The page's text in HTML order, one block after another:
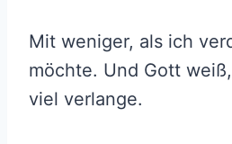
Mit weniger, als ich
möchte. Und Gott
viel verlange.